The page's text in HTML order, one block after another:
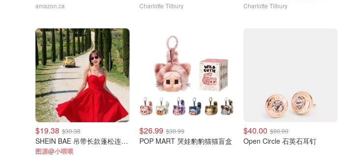
amazon.ca Charlotte Tilbury Charlotte Tilbury
$19.38 $30.38
SHEIN BAE 吊带长款蓬松连衣裙
图源@小喂喂
$26.99 $30.99
POP MART 哭娃豹豹猫猫盲盒
$40.00 $80.00
Open Circle 石英石耳钉